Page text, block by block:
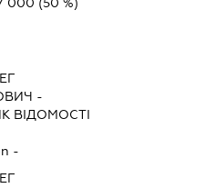
000 (50 %)
-
ВІДОМОСТІ
-